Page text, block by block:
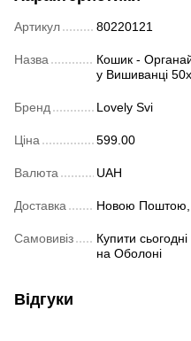
Артикул 80220121
Назва
Кошик -
у Вишиванці
Бренд Lovely Svi
Ціна 599.00
Валюта UAH
Доставка Новою Поштою,
Самовивіз
Купити
на Оболоні
Відгуки